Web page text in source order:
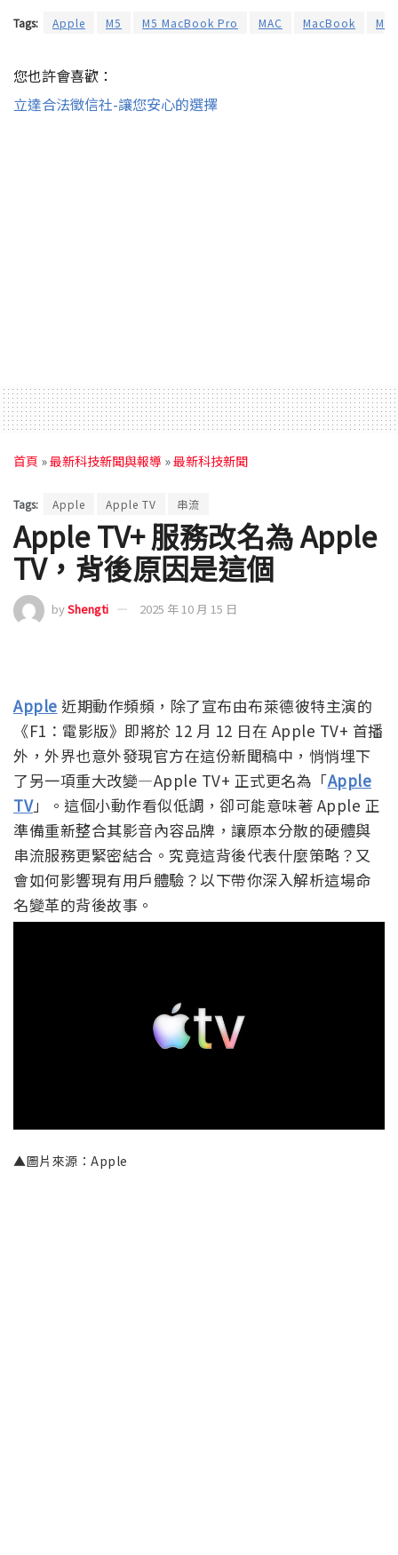
Tags: Apple M5 M5 MacBook Pro MAC MacBook
您也許會喜歡：
立達合法徵信社-讓您安心的選擇
首頁 »最新科技新聞與報導 »最新科技新聞
Tags: Apple Apple TV 串流
Apple TV+ 服務改名為 Apple
TV，背後原因是這個
byShengti 2025 年 10 月 15 日
Apple 近期動作頻頻，除了宣布由布萊德彼特主演的
《F1：電影版》即將於 12 月 12 日在 Apple TV+ 首播
外，外界也意外發現官方在這份新聞稿中，悄悄埋下
了另一項重大改變—Apple TV+ 正式更名為「Apple
TV」。這個小動作看似低調，卻可能意味著 Apple 正
準備重新整合其影音內容品牌，讓原本分散的硬體與
串流服務更緊密結合。究竟這背後代表什麼策略？又
會如何影響現有用戶體驗？以下帶你深入解析這場命
名變革的背後故事。
▲圖片來源：Apple